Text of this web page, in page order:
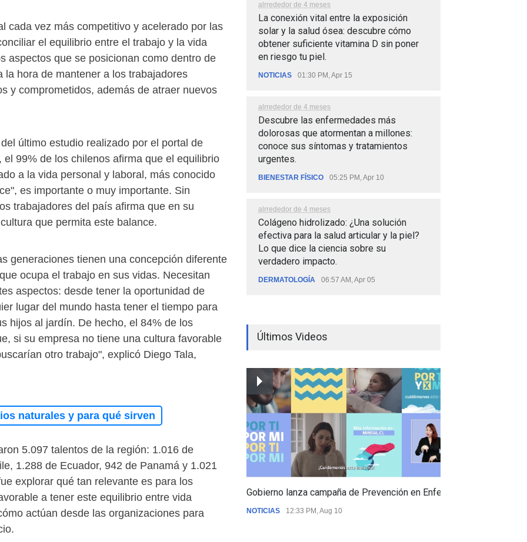
cada vez más competitivo y acelerado por las
el equilibrio entre el trabajo y la vida
aspectos que se posicionan como dentro de
la hora de mantener a los trabajadores
y comprometidos, además de atraer nuevos
último estudio realizado por el portal de
el 99% de los chilenos afirma que el equilibrio
a la vida personal y laboral, más conocido
es importante o muy importante. Sin
trabajadores del país afirma que en su
que permita este balance.
generaciones tienen una concepción diferente
ocupa el trabajo en sus vidas. Necesitan
aspectos: desde tener la oportunidad de
lugar del mundo hasta tener el tiempo para
hijos al jardín. De hecho, el 84% de los
si su empresa no tiene una cultura favorable
otro trabajo", explicó Diego Tala,
naturales y para qué sirven
5.097 talentos de la región: 1.016 de
1.288 de Ecuador, 942 de Panamá y 1.021
explorar qué tan relevante es para los
a tener este equilibrio entre vida
actúan desde las organizaciones para
alrrededor de 4 meses
La conexión vital entre la exposición
solar y la salud ósea: descubre cómo
obtener suficiente vitamina D sin poner
en riesgo tu piel.
NOTICIAS 01:30 PM, Apr 15
alrrededor de 4 meses
Descubre las enfermedades más
dolorosas que atormentan a millones:
conoce sus síntomas y tratamientos
urgentes.
BIENESTAR FÍSICO 05:25 PM, Apr 10
alrrededor de 4 meses
Colágeno hidrolizado: ¿Una solución
efectiva para la salud articular y la piel?
Lo que dice la ciencia sobre su
verdadero impacto.
DERMATOLOGÍA 06:57 AM, Apr 05
Últimos Videos
Gobierno lanza campaña de Prevención en Enfermedades
NOTICIAS 12:33 PM, Aug 10